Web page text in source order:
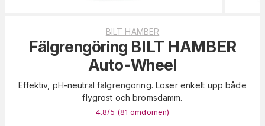
BILT HAMBER
Fälgrengöring BILT HAMBER
Auto-Wheel
Effektiv, pH-neutral fälgrengöring. Löser enkelt upp både
flygrost och bromsdamm.
4.8/5 (81 omdömen)